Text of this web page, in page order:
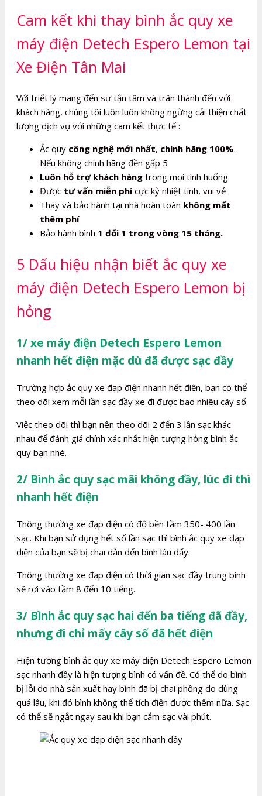
Cam kết khi thay bình ắc quy xe
máy điện Detech Espero Lemon tại
Xe Điện Tân Mai
Với triết lý mang đến sự tận tâm và trân thành đến với
khách hàng, chúng tôi luôn luôn không ngừng cải thiện chất
lượng dịch vụ với những cam kết thực tế :
Ắc quy công nghệ mới nhất, chính hãng 100%.
Nếu không chính hãng đền gấp 5
Luôn hỗ trợ khách hàng trong mọi tình huống
Được tư vấn miễn phícực kỳ nhiệt tình, vui vẻ
Thay và bảo hành tại nhà hoàn toàn không mất
thêm phí
Bảo hành bình 1 đổi 1 trong vòng 15 tháng.
5 Dấu hiệu nhận biết ắc quy xe
máy điện Detech Espero Lemon bị
hỏng
1/ xe máy điện Detech Espero Lemon
nhanh hết điện mặc dù đã được sạc đầy
Trường hợp ắc quy xe đạp điện nhanh hết điện, bạn có thể
theo dõi xem mỗi lần sạc đầy xe đi được bao nhiêu cây số.
Việc theo dõi thì bạn nên theo dõi 2 đến 3 lần sạc khác
nhau để đánh giá chính xác nhất hiện tượng hỏng bình ắc
quy bạn nhé.
2/ Bình ắc quy sạc mãi không đầy, lúc đi thì
nhanh hết điện
Thông thường xe đạp điện có độ bền tầm 350- 400 lần
sạc. Khi bạn sử dụng hết số lần sạc thì bình ắc quy xe đạp
điện của bạn sẽ bị chai dẫn đến bình lâu đấy.
Thông thường xe đạp điện có thời gian sạc đầy trung bình
sẽ rơi vào tầm 8 đến 10 tiếng.
3/ Bình ắc quy sạc hai đến ba tiếng đã đầy,
nhưng đi chỉ mấy cây số đã hết điện
Hiện tượng bình ắc quy xe máy điện Detech Espero Lemon
sạc nhanh đầy là hiện tượng bình có vấn đề. Có thể do bình
bị lỗi do nhà sản xuất hay bình đã bị chai phồng do dùng
quá lâu, khi đó bình không thể tích điện được thêm nữa. Sạc
có thể sẽ ngắt ngay sau khi bạn cắm sạc vài phút.